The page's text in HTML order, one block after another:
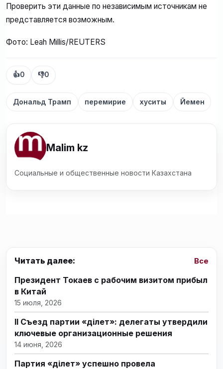
Проверить эти данные по независимым источникам не
представляется возможным.
Фото: Leah Millis/REUTERS
👍0 👎0
Дональд Трамп перемирие хуситы Йемен
Malim kz
Социальные и общественные новости Казахстана
Читать далее: Все
Президент Токаев с рабочим визитом прибыл
в Китай
15 июля, 2026
II Съезд партии «Әділет»: делегаты утвердили
ключевые организационные решения
14 июня, 2026
Партия «Әділет» успешно провела